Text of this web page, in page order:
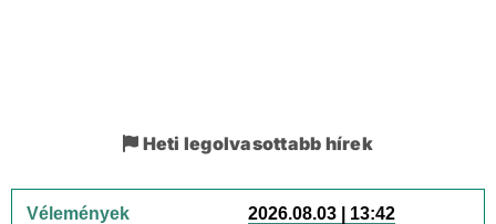
Heti legolvasottabb hírek
Vélemények 2026.08.03 | 13:42